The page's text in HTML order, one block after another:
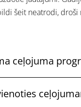
šeit neatrodi, droši
ceļojuma